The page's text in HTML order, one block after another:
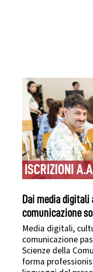
ISCRIZIONI
Dai media
comunicazione
Media digitali,
comunicazione
Scienze della
forma